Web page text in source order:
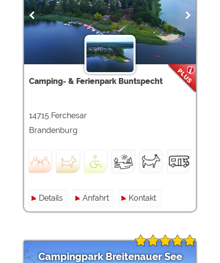
Camping- & Ferienpark Buntspecht
14715 Ferchesar
Brandenburg
Details Anfahrt Kontakt
Campingpark Breitenauer See